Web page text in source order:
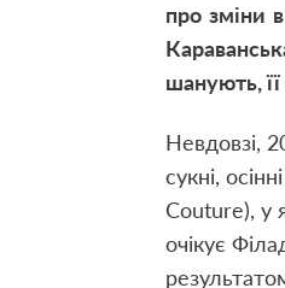
про зміни
шанують,
Невдовзі,
сукні,
Couture), у
очікує